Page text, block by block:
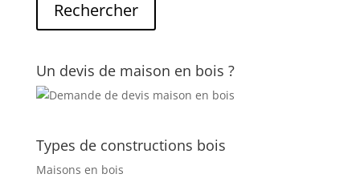
Un devis de maison en bois ?
Types de constructions bois
Maisons en bois